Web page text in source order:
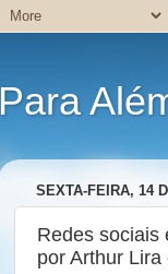
Para
SEXTA-FEIRA, 14
Redes sociais
por Arthur